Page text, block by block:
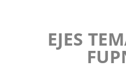
EJES